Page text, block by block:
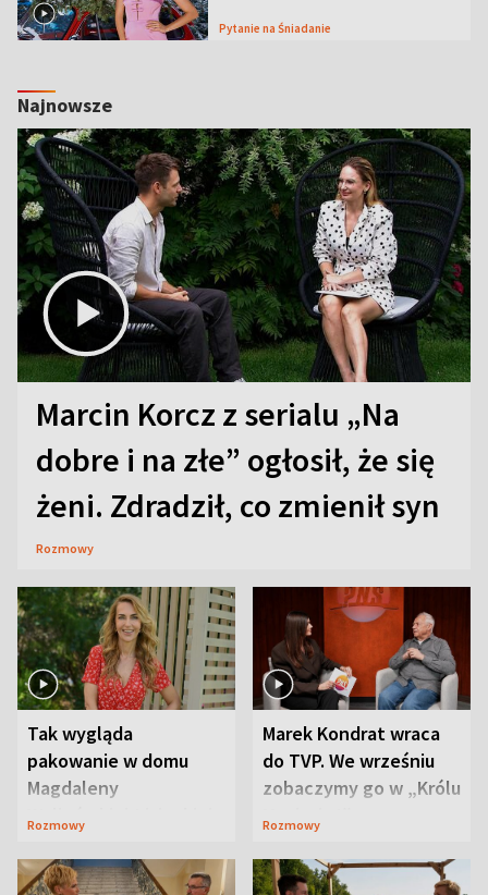
Pytanie na Śniadanie
Najnowsze
Marcin Korcz z serialu „Na
dobre i na złe” ogłosił, że się
żeni. Zdradził, co zmienił syn
Rozmowy
Tak wygląda
pakowanie w domu
Magdaleny
Waligórskiej-Lisieckiej.
Rozmowy
Marek Kondrat wraca
do TVP. We wrześniu
zobaczymy go w „Królu
Maciusiu I”
Rozmowy